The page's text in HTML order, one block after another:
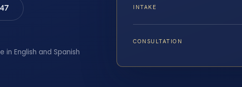
English and Spanish
INTAKE
CONSULTATION